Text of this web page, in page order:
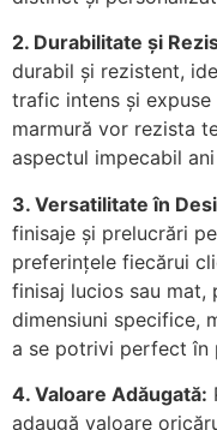
2. Durabilitate și
durabil și rezistent,
trafic intens și expuse
marmură vor rezista
aspectul impecabil
3. Versatilitate în
finisaje și prelucrări
preferințele fiecărui
finisaj lucios sau mat,
dimensiuni specifice,
a se potrivi perfect în
4. Valoare Adăugată:
adaugă valoare